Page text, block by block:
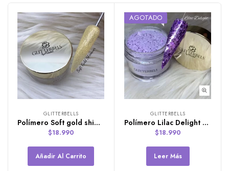
GLITTERBELLS
Polímero Soft gold shimmer de Glitterbels
$18.990
Añadir Al Carrito
AGOTADO
GLITTERBELLS
Polímero Lilac Delight de Glitterbels
$18.990
Leer Más